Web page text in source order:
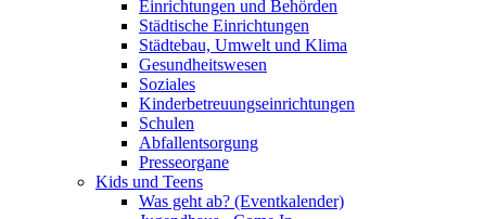
Einrichtungen und Behörden
Städtische Einrichtungen
Städtebau, Umwelt und Klima
Gesundheitswesen
Soziales
Kinderbetreuungseinrichtungen
Schulen
Abfallentsorgung
Presseorgane
Kids und Teens
Was geht ab? (Eventkalender)